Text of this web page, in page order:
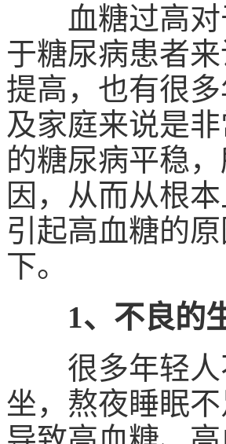
血糖过高对
于糖尿病患者
提高，也有很
及家庭来说是
的糖尿病平稳
因，从而从根
引起高血糖的
下。
1、不良的
很多年轻人
坐，熬夜睡眠